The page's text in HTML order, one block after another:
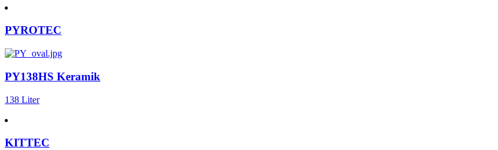
PYROTEC
PY138HS Keramik
138 Liter
KITTEC